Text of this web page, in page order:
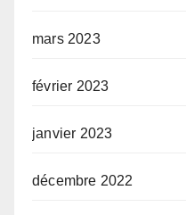
mars 2023
février 2023
janvier 2023
décembre 2022